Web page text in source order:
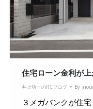
住宅ローン金利が上
井上功一のRCブログ By
３メガバンクが住